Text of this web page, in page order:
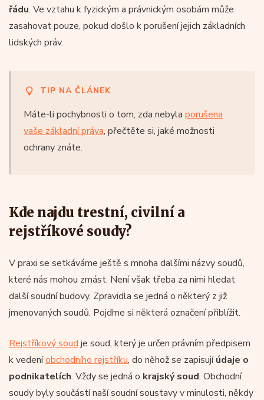
řádu. Ve vztahu k fyzickým a právnickým osobám může
zasahovat pouze, pokud došlo k porušení jejich základních
lidských práv.
TIP NA ČLÁNEK
Máte-li pochybnosti o tom, zda nebyla porušena
vaše základní práva, přečtěte si, jaké možnosti
ochrany znáte.
Kde najdu trestní, civilní a
rejstříkové soudy?
V praxi se setkáváme ještě s mnoha dalšími názvy soudů,
které nás mohou zmást. Není však třeba za nimi hledat
další soudní budovy. Zpravidla se jedná o některý z již
jmenovaných soudů. Pojďme si některá označení přiblížit.
Rejstříkový soud je soud, který je určen právním předpisem
k vedeníobchodního rejstříku, do něhož se zapisujíúdaje o
podnikatelích. Vždy se jedná o krajský soud. Obchodní
soudy byly součástí naší soudní soustavy v minulosti, někdy